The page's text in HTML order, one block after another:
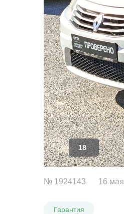
18
№ 1924143 16 мая
Гарантия